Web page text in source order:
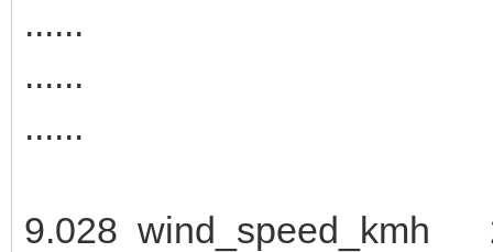
......
......
......
9.028